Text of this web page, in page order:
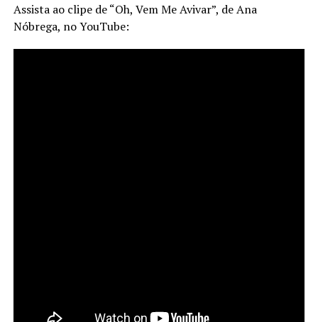
Assista ao clipe de “Oh, Vem Me Avivar”, de Ana
Nóbrega, no YouTube: